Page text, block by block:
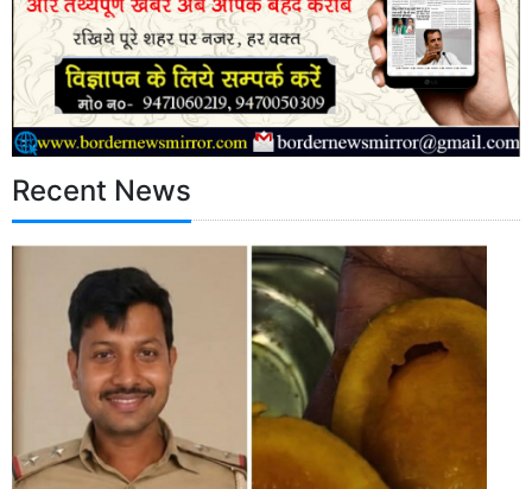
Recent News